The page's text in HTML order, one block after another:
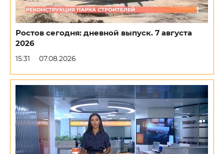
Ростов сегодня: дневной выпуск. 7 августа
2026
15:31 07.08.2026